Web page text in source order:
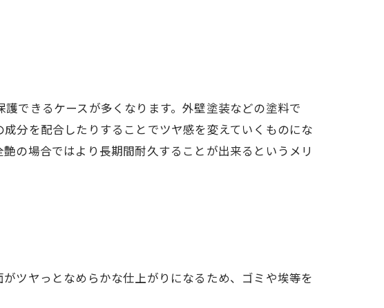
できるケースが多くなります。外壁塗装などの塗料で
分を配合したりすることでツヤ感を変えていくものにな
の場合ではより長期間耐久することが出来るというメリ
ツヤっとなめらかな仕上がりになるため、ゴミや埃等を